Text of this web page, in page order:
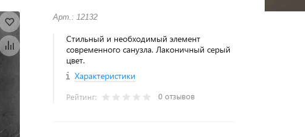
Арт.: 12132
Стильный и необходимый элемент
современного санузла. Лаконичный серый
цвет.
Характеристики
Рейтинг: 0 отзывов